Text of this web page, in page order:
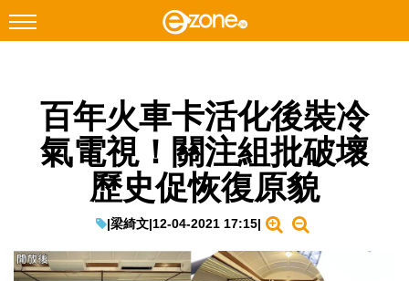
Facebook Instagram
科技焦點
教學評測
百年火車卡活化後裝冷
氣電視！關注組批破壞
歷史促恢復原貌
|梁綺文|12-04-2021 17:15|